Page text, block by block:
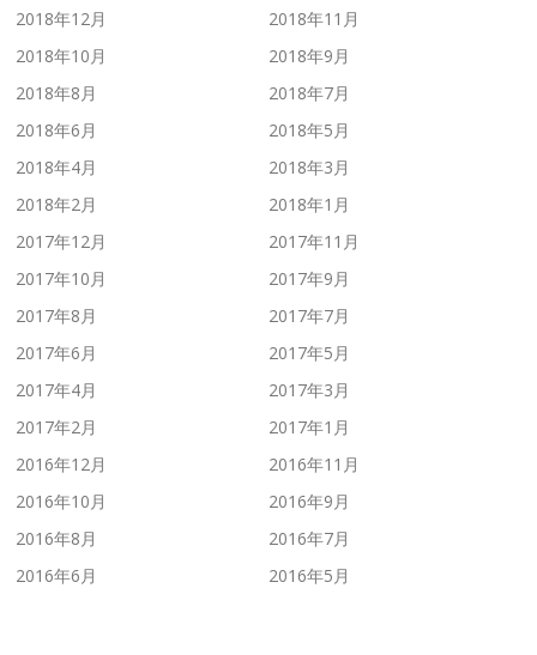
2018年12月
2018年11月
2018年10月
2018年9月
2018年8月
2018年7月
2018年6月
2018年5月
2018年4月
2018年3月
2018年2月
2018年1月
2017年12月
2017年11月
2017年10月
2017年9月
2017年8月
2017年7月
2017年6月
2017年5月
2017年4月
2017年3月
2017年2月
2017年1月
2016年12月
2016年11月
2016年10月
2016年9月
2016年8月
2016年7月
2016年6月
2016年5月